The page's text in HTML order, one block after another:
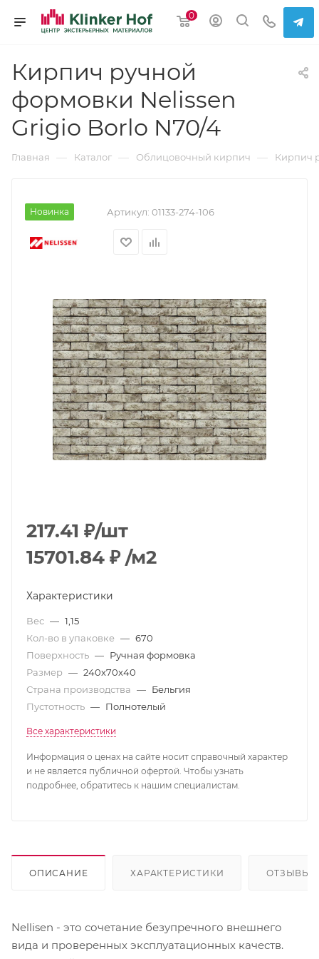
0
Кирпич ручной
формовки Nelissen
Grigio Borlo N70/4
Главная — Каталог — Облицовочный кирпич — Кирпич
Новинка Артикул: 01133-274-106
217.41 ₽/шт
15701.84 ₽ /м2
Характеристики
Вес — 1,15
Кол-во в упаковке — 670
Поверхность — Ручная формовка
Размер — 240x70x40
Страна производства — Бельгия
Пустотность — Полнотелый
Все характеристики
Информация о ценах на сайте носит справочный характер
и не является публичной офертой. Чтобы узнать
подробнее, обратитесь к нашим специалистам.
ОПИСАНИЕ ХАРАКТЕРИСТИКИ ОТЗЫВЫ
Nellisen - это сочетание безупречного внешнего
вида и проверенных эксплуатационных качеств.